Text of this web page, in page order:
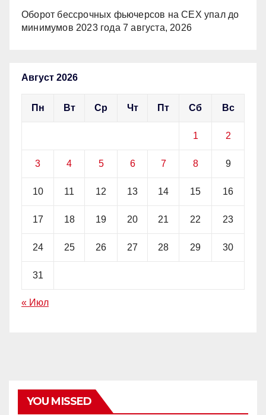
Оборот бессрочных фьючерсов на CEX упал до
минимумов 2023 года 7 августа, 2026
Август 2026
Пн Вт Ср Чт Пт Сб Вс
1 2
3 4 5 6 7 8 9
10 11 12 13 14 15 16
17 18 19 20 21 22 23
24 25 26 27 28 29 30
31
« Июл
YOU MISSED